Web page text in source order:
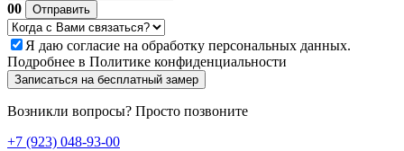
00
Отправить
Я даю согласие на обработку персональных данных.
Подробнее в Политике конфиденциальности
Записаться на бесплатный замер
Возникли вопросы? Просто позвоните
+7 (923) 048-93-00